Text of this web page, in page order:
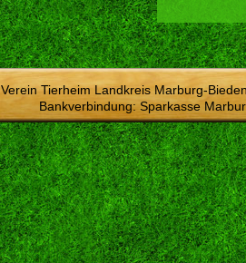
Verein Tierheim Landkreis Marburg-
Bankverbindung: Sparkasse